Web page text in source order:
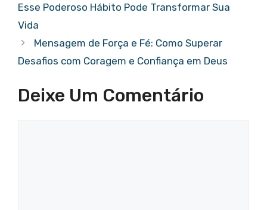
Esse Poderoso Hábito Pode Transformar Sua
Vida
Mensagem de Força e Fé: Como Superar
Desafios com Coragem e Confiança em Deus
Deixe Um Comentário